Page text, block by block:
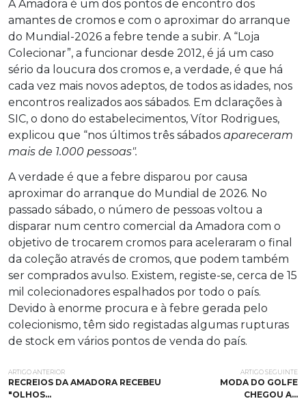
A Amadora é um dos pontos de encontro dos
amantes de cromos e com o aproximar do arranque
do Mundial-2026 a febre tende a subir. A “Loja
Colecionar”, a funcionar desde 2012, é já um caso
sério da loucura dos cromos e, a verdade, é que há
cada vez mais novos adeptos, de todos as idades, nos
encontros realizados aos sábados. Em dclarações à
SIC, o dono do estabelecimentos, Vítor Rodrigues,
explicou que “nos últimos três sábados apareceram
mais de 1.000 pessoas".
A verdade é que a febre disparou por causa
aproximar do arranque do Mundial de 2026. No
passado sábado, o número de pessoas voltou a
disparar num centro comercial da Amadora com o
objetivo de trocarem cromos para aceleraram o final
da coleção através de cromos, que podem também
ser comprados avulso. Existem, registe-se, cerca de 15
mil colecionadores espalhados por todo o país.
Devido à enorme procura e à febre gerada pelo
colecionismo, têm sido registadas algumas rupturas
de stock em vários pontos de venda do país.
ARTIGO ANTERIOR
RECREIOS DA AMADORA RECEBEU
"OLHOS…
ARTIGO SEGUINTE
MODA DO GOLFE
CHEGOU A…